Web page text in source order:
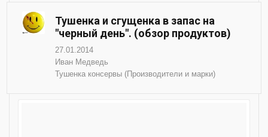
Тушенка и сгущенка в запас на
"черный день". (обзор продуктов)
27.01.2014
Иван Медведь
Тушенка консервы (Производители и марки)